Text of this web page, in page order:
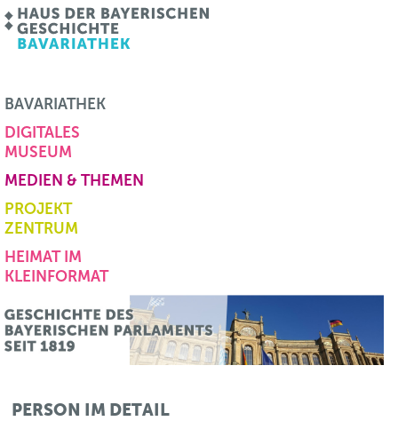
BAVARIATHEK
DIGITALES
MUSEUM
MEDIEN & THEMEN
PROJEKT
ZENTRUM
HEIMAT IM
KLEINFORMAT
PERSON IM DETAIL